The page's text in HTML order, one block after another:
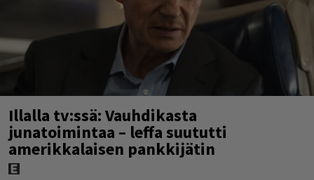
Illalla tv:ssä: Vauhdikasta
junatoimintaa – leffa suututti
amerikkalaisen pankkijätin